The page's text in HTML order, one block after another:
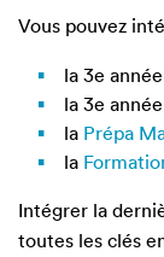
Vous pouvez
la 3e
la 3e
la Prépa
la
Intégrer la
toutes les clés